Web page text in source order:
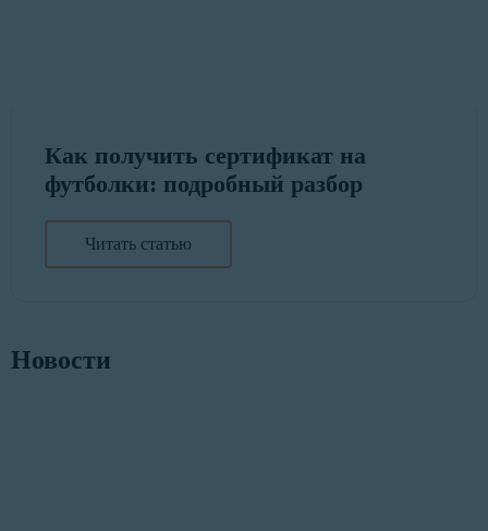
Как получить сертификат на
футболки: подробный разбор
Читать статью
Новости